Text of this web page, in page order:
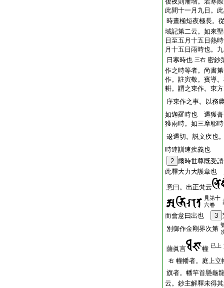
此間十一月九日。
時晝極短夜極長。
域記第二云。如來
日至五月十五日熱
月十五日雨時也。
日寒時也 三右 密鈔
作之時等者。尚書
作。註寅敬。賓導
耕。謂之東作。東
序東作之事。以務
如迦羅時也 遇獲膏
獲雨時。如三摩耶
逡遇切。説文疾也
時連訓速疾義也
2 爾時世尊既受
此釋大力大護章也
意曰。出正梵云
見第十
六卷
而會意曰出也
3
別御作金剛界次第
薩眞言 幢 已上
右 幢幡者。庭上立
旗者。幡竿首懸龜
云。鈔主解釋未得